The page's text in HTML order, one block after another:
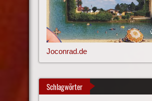
Joconrad.de
Schlagwörter